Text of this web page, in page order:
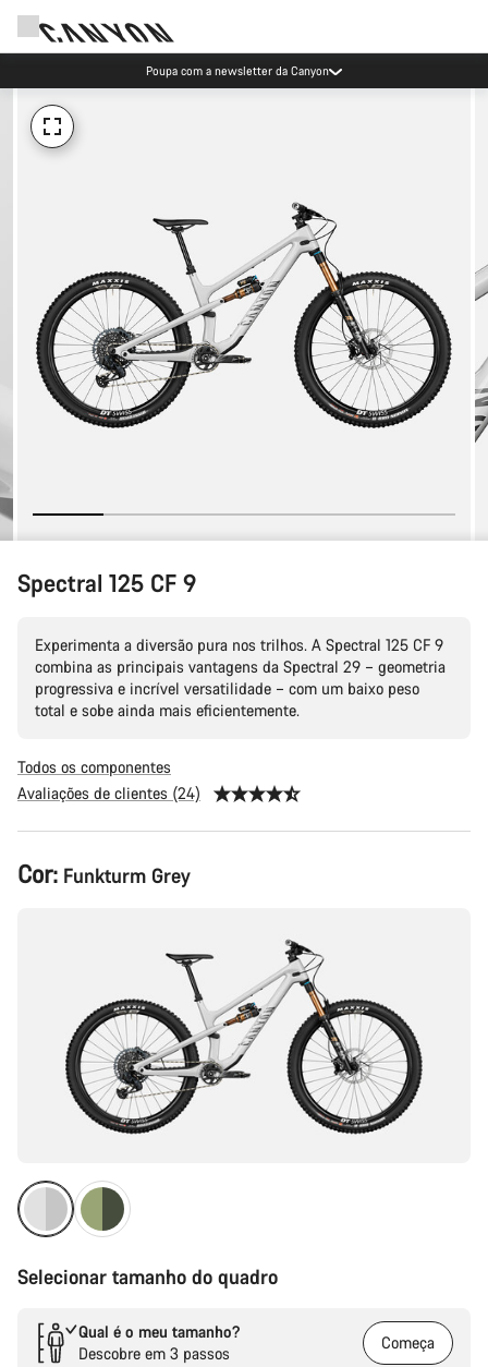
Poupa com a newsletter da Canyon
Spectral 125 CF 9
Experimenta a diversão pura nos trilhos. A Spectral 125 CF 9
combina as principais vantagens da Spectral 29 – geometria
progressiva e incrível versatilidade – com um baixo peso
total e sobe ainda mais eficientemente.
Todos os componentes
Avaliações de clientes (24)
Configuração
do
Cor: Funkturm Grey
Selecionar tamanho do quadro
Qual é o meu tamanho?
Descobre em 3 passos
Começa